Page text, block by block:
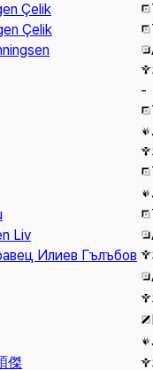
Çelik
Çelik
-
Liv
Илиев Гълъбов
傑